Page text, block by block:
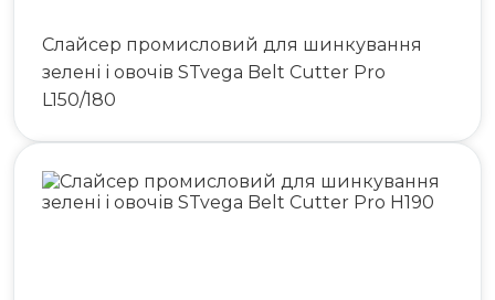
Слайсер промисловий для шинкування
зелені і овочів STvega Belt Cutter Pro
L150/180